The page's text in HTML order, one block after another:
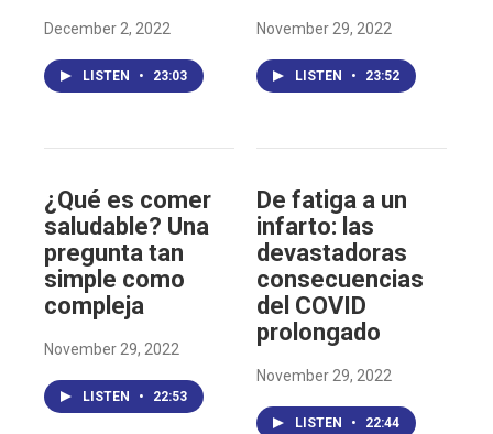
December 2, 2022
LISTEN • 23:03
November 29, 2022
LISTEN • 23:52
¿Qué es comer
saludable? Una
pregunta tan
simple como
compleja
November 29, 2022
LISTEN • 22:53
De fatiga a un
infarto: las
devastadoras
consecuencias
del COVID
prolongado
November 29, 2022
LISTEN • 22:44